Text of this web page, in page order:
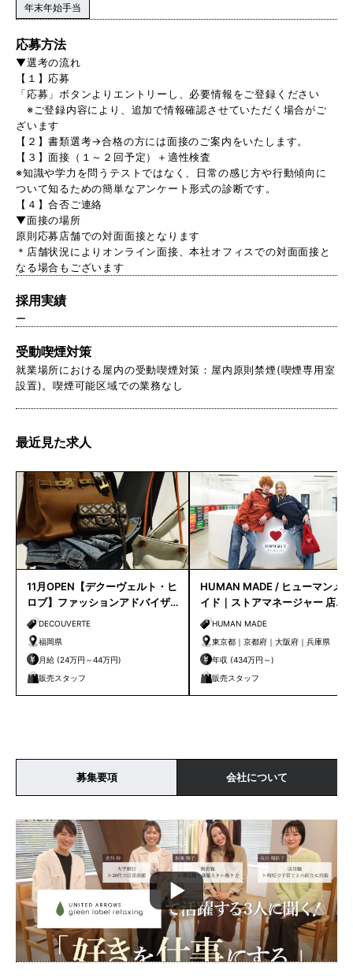
年末年始手当
応募方法
▼選考の流れ
【１】応募
「応募」ボタンよりエントリーし、必要情報をご登録ください
※ご登録内容により、追加で情報確認させていただく場合がご
ざいます
【２】書類選考→合格の方には面接のご案内をいたします。
【３】面接（１～２回予定）＋適性検査
※知識や学力を問うテストではなく、日常の感じ方や行動傾向に
ついて知るための簡単なアンケート形式の診断です。
【４】合否ご連絡
▼面接の場所
原則応募店舗での対面面接となります
＊店舗状況によりオンライン面接、本社オフィスでの対面面接と
なる場合もございます
採用実績
ー
受動喫煙対策
就業場所における屋内の受動喫煙対策：屋内原則禁煙(喫煙専用室
設置)。喫煙可能区域での業務なし
最近見た求人
11月OPEN【デクーヴェルト・ヒ
ロブ】ファッションアドバイザ
ー｜天神店
DECOUVERTE
福岡県
月給 (24万円～44万円)
販売スタッフ
HUMAN MADE / ヒューマンメ
イド｜ストアマネージャー 店長
候補HUMAN MADE
東京都｜京都府｜大阪府｜兵庫県
年収 (434万円～)
販売スタッフ
募集要項 会社について